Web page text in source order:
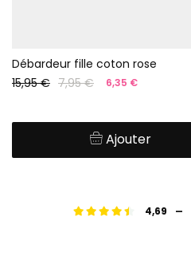
Débardeur fille coton rose
15,95 € 7,95 € 6,35 €
Ajouter
4,69 -